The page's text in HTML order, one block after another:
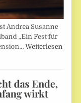
Andrea Susanne
„Ein Fest für
Weiterlesen
das Ende,
wirkt